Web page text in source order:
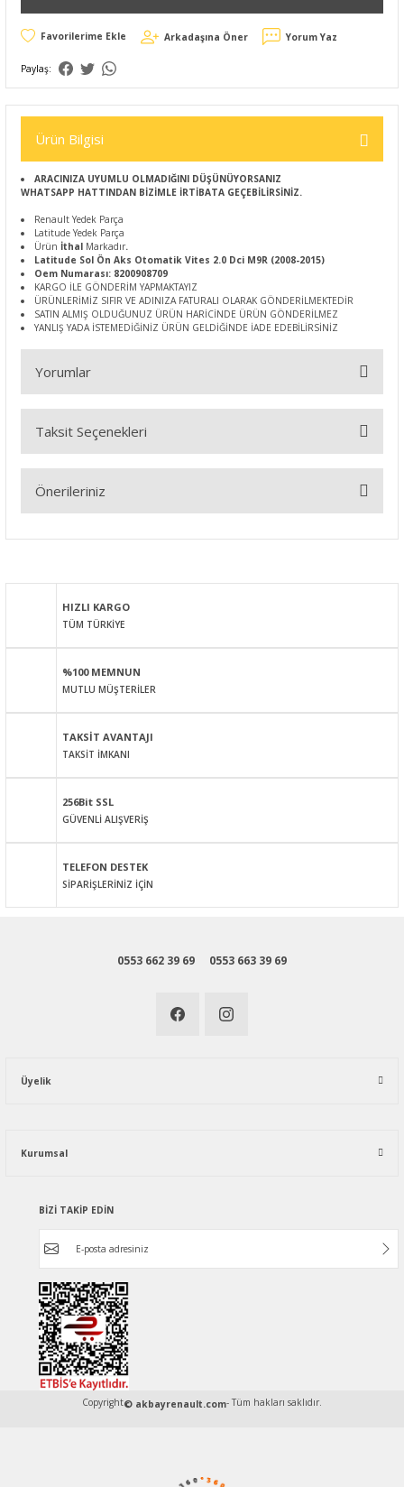
Arkadaşına Öner Yorum Yaz
Paylaş:
Ürün Bilgisi
ARACINIZA UYUMLU OLMADIĞINI DÜŞÜNÜYORSANIZ
WHATSAPP HATTINDAN BİZİMLE İRTİBATA GEÇEBİLİRSİNİZ.
Renault Yedek Parça
Latitude Yedek Parça
Ürün İthal Markadır.
Latitude Sol Ön Aks Otomatik Vites 2.0 Dci M9R (2008-2015)
Oem Numarası: 8200908709
KARGO İLE GÖNDERİM YAPMAKTAYIZ
ÜRÜNLERİMİZ SIFIR VE ADINIZA FATURALI OLARAK GÖNDERİLMEKTEDİR
SATIN ALMIŞ OLDUĞUNUZ ÜRÜN HARİCİNDE ÜRÜN GÖNDERİLMEZ
YANLIŞ YADA İSTEMEDİĞİNİZ ÜRÜN GELDİĞİNDE İADE EDEBİLİRSİNİZ
Yorumlar
Bu ürüne ilk yorumu siz yapın!
Taksit Seçenekleri
Önerileriniz
Görüş ve önerileriniz için teşekkür ederiz.
Ürün resmi kalitesiz, bozuk veya görüntülenemiyor.
Ürün bilgilerinde hatalar bulunuyor.
Bu ürüne benzer farklı alternatifler olmalı.
HIZLI KARGO
TÜM TÜRKİYE
%100 MEMNUN
MUTLU MÜŞTERİLER
TAKSİT AVANTAJI
TAKSİT İMKANI
256Bit SSL
GÜVENLİ ALIŞVERİŞ
TELEFON DESTEK
SİPARİŞLERİNİZ İÇİN
0553 662 39 69 0553 663 39 69
Üyelik
Kurumsal
BİZİ TAKİP EDİN
Copyright© akbayrenault.com- Tüm hakları saklıdır.